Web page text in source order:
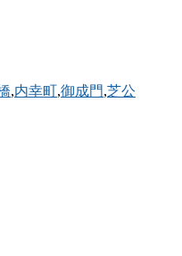
,内幸町,御成門,芝公